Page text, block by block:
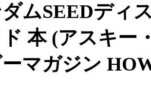
ダムSEEDディ
本 (アスキー
マガジン